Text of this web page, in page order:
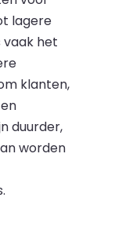
lagere
vaak het
klanten,
duurder,
worden